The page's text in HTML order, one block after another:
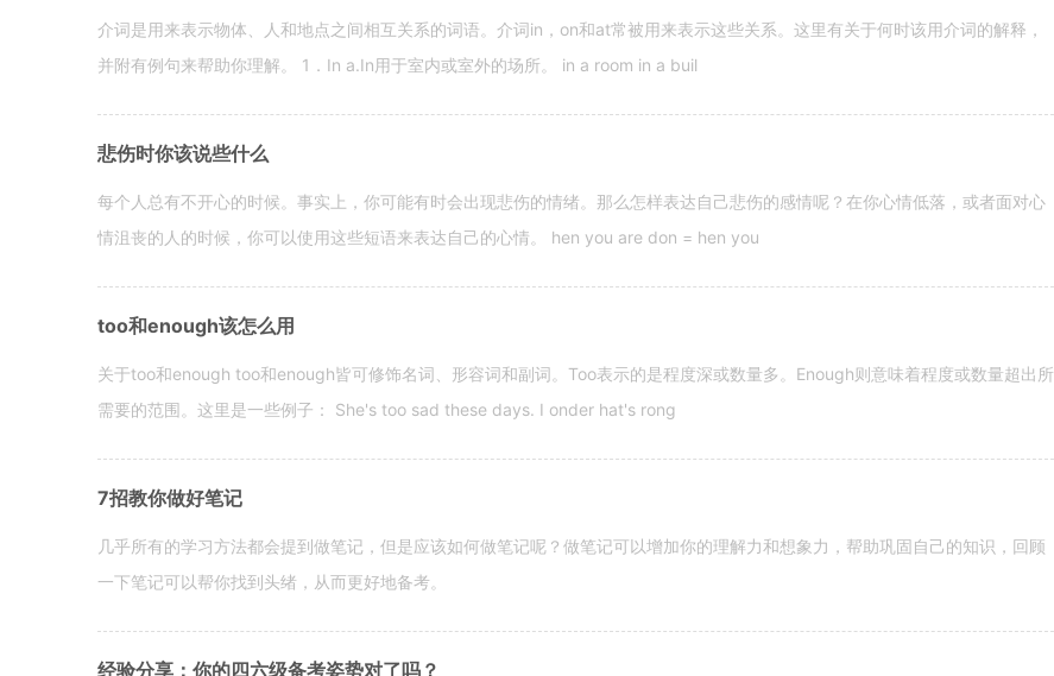
介词是用来表示物体、人和地点之间相互关系的词语。介词in，on和at常被用来表示这些关系。这里有关于何时该用介词的解释，
并附有例句来帮助你理解。 1．In a.In用于室内或室外的场所。 in a room in a buil
悲伤时你该说些什么
每个人总有不开心的时候。事实上，你可能有时会出现悲伤的情绪。那么怎样表达自己悲伤的感情呢？在你心情低落，或者面对心
情沮丧的人的时候，你可以使用这些短语来表达自己的心情。 hen you are don = hen you
too和enough该怎么用
关于too和enough too和enough皆可修饰名词、形容词和副词。Too表示的是程度深或数量多。Enough则意味着程度或数量超出所
需要的范围。这里是一些例子： She's too sad these days. I onder hat's rong
7招教你做好笔记
几乎所有的学习方法都会提到做笔记，但是应该如何做笔记呢？做笔记可以增加你的理解力和想象力，帮助巩固自己的知识，回顾
一下笔记可以帮你找到头绪，从而更好地备考。
经验分享：你的四六级备考姿势对了吗？